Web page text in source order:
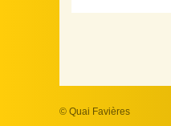
Notre sélection
© Quai Favières